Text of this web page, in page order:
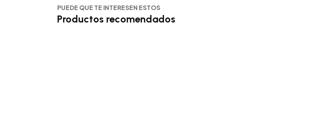
PUEDE QUE TE INTERESEN ESTOS
Productos recomendados